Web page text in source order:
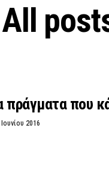
All
πράγματα που
2016